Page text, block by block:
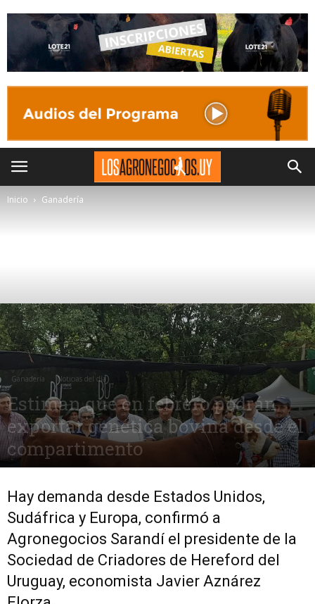
Inicio Ganadería
Ganadería Noticias del día
Estiman que en febrero podrán
exportar genética bovina desde el
compartimento
4 julio, 2017 1249 0
Hay demanda desde Estados Unidos,
Sudáfrica y Europa, confirmó a
Agronegocios Sarandí el presidente de la
Sociedad de Criadores de Hereford del
Uruguay, economista Javier Aznárez